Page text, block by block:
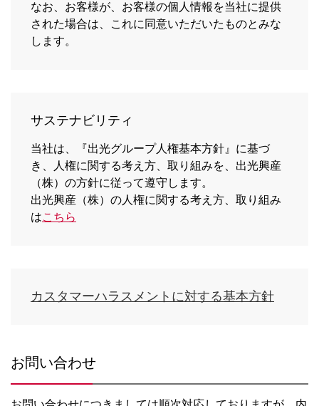
なお、お客様が、お客様の個人情報を当社に提供
された場合は、これに同意いただいたものとみな
します。
サステナビリティ
当社は、『出光グループ人権基本方針』に基づ
き、人権に関する考え方、取り組みを、出光興産
（株）の方針に従って遵守します。
出光興産（株）の人権に関する考え方、取り組み
はこちら
カスタマーハラスメントに対する基本方針
お問い合わせ